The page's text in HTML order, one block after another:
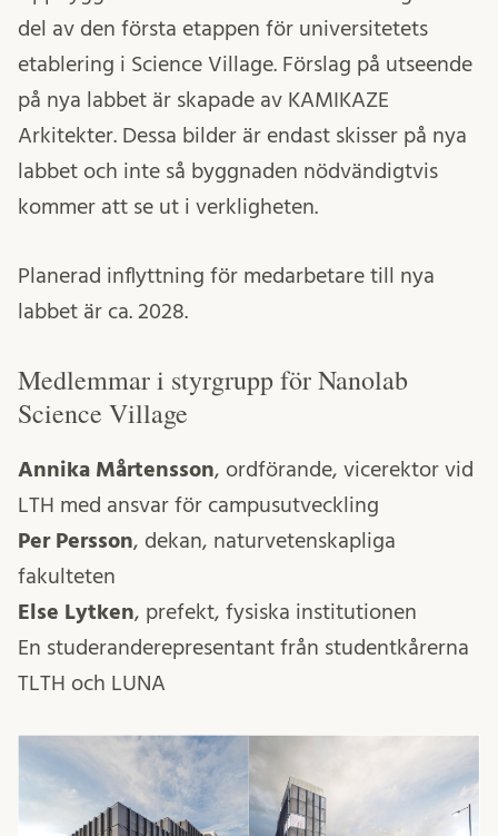
del av den första etappen för universitetets
etablering i Science Village. Förslag på utseende
på nya labbet är skapade av KAMIKAZE
Arkitekter. Dessa bilder är endast skisser på nya
labbet och inte så byggnaden nödvändigtvis
kommer att se ut i verkligheten.
Planerad inflyttning för medarbetare till nya
labbet är ca. 2028.
Medlemmar i styrgrupp för Nanolab
Science Village
Annika Mårtensson, ordförande, vicerektor vid
LTH med ansvar för campusutveckling
Per Persson, dekan, naturvetenskapliga
fakulteten
Else Lytken, prefekt, fysiska institutionen
En studeranderepresentant från studentkårerna
TLTH och LUNA